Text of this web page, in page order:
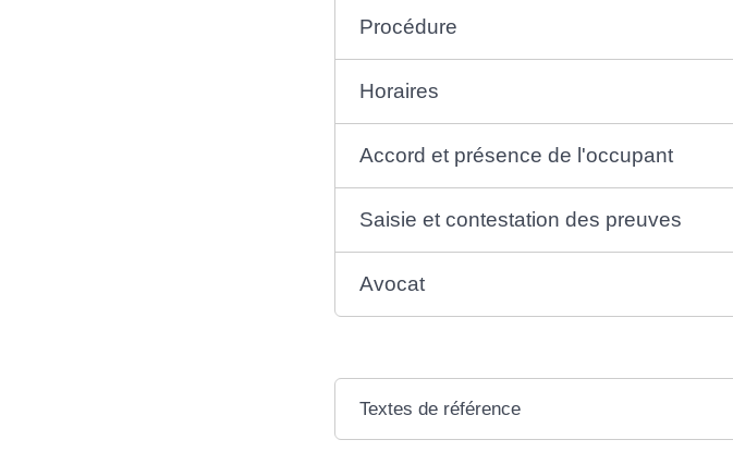
Procédure
Horaires
Accord et présence de l'occupant
Saisie et contestation des preuves
Avocat
Textes de référence